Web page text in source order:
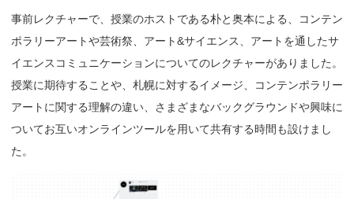
事前レクチャーで、授業のホストである朴と奥本による、コンテン
ポラリーアートや芸術祭、アート&サイエンス、アートを通したサ
イエンスコミュニケーションについてのレクチャーがありました。
授業に期待することや、札幌に対するイメージ、コンテンポラリー
アートに関する理解の違い、さまざまなバックグラウンドや興味に
ついてお互いオンラインツールを用いて共有する時間も設けまし
た。